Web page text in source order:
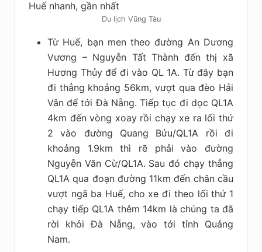
Du lịch Vũng Tàu
Từ Huế, bạn men theo đường An Dương
Vương – Nguyễn Tất Thành đến thị xã
Hương Thủy để đi vào QL 1A. Từ đây bạn
đi thẳng khoảng 56km, vượt qua đèo Hải
Vân để tới Đà Nẵng. Tiếp tục đi dọc QL1A
4km đến vòng xoay rồi chạy xe ra lối thứ
2 vào đường Quang Bửu/QL1A rồi đi
khoảng 1.9km thì rẽ phải vào đường
Nguyễn Văn Cừ/QL1A. Sau đó chạy thẳng
QL1A qua đoạn đường 11km đến chân cầu
vượt ngã ba Huế, cho xe đi theo lối thứ 1
chạy tiếp QL1A thêm 14km là chúng ta đã
rời khỏi Đà Nẵng, vào tới tỉnh Quảng
Nam.